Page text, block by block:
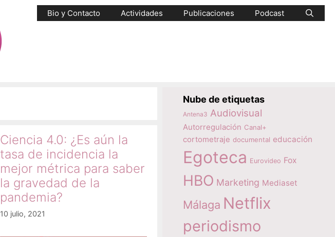
Bio y Contacto Actividades Publicaciones Podcast
Ciencia 4.0: ¿Es aún la
tasa de incidencia la
mejor métrica para saber
la gravedad de la
pandemia?
10 julio, 2021
Nube de etiquetas
Antena3 Audiovisual
Autorregulación Canal+
cortometraje documental educación
Egoteca Eurovideo Fox
HBO Marketing Mediaset
Málaga Netflix
periodismo